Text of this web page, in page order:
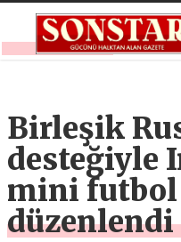
Birleşik
desteğiyle
mini futbol
düzenlendi